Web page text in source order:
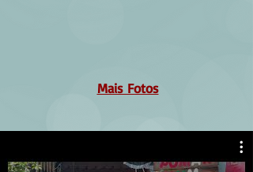
Mais Fotos